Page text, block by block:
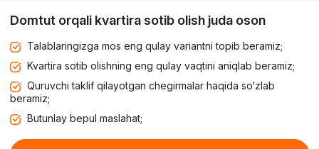
Domtut orqali kvartira sotib olish juda oson
Talablaringizga mos eng qulay variantni topib beramiz;
Kvartira sotib olishning eng qulay vaqtini aniqlab beramiz;
Quruvchi taklif qilayotgan chegirmalar haqida so‘zlab
beramiz;
Butunlay bepul maslahat;